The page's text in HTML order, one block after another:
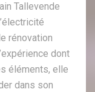
Tallevende
rénovation
dont
éléments, elle
dans son